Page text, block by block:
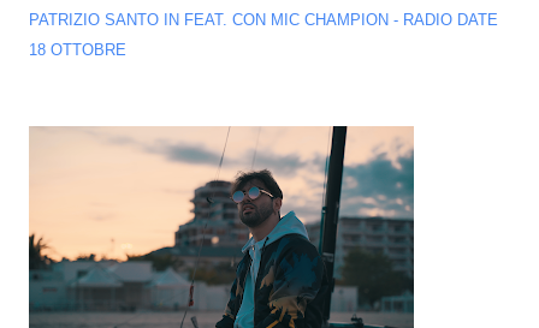
PATRIZIO SANTO IN FEAT. CON MIC CHAMPION - RADIO DATE
18 OTTOBRE